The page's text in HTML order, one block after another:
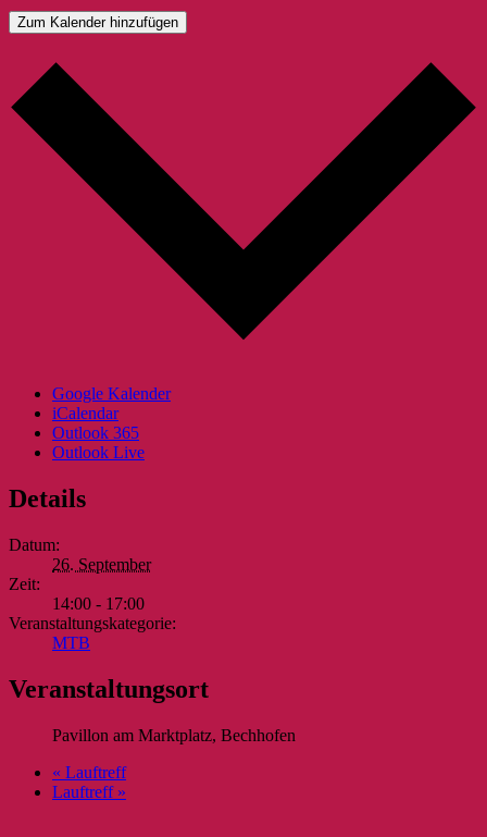
Zum Kalender hinzufügen
Google Kalender
iCalendar
Outlook 365
Outlook Live
Details
Datum:
26. September
Zeit:
14:00 - 17:00
Veranstaltungskategorie:
MTB
Veranstaltungsort
Pavillon am Marktplatz, Bechhofen
« Lauftreff
Lauftreff »